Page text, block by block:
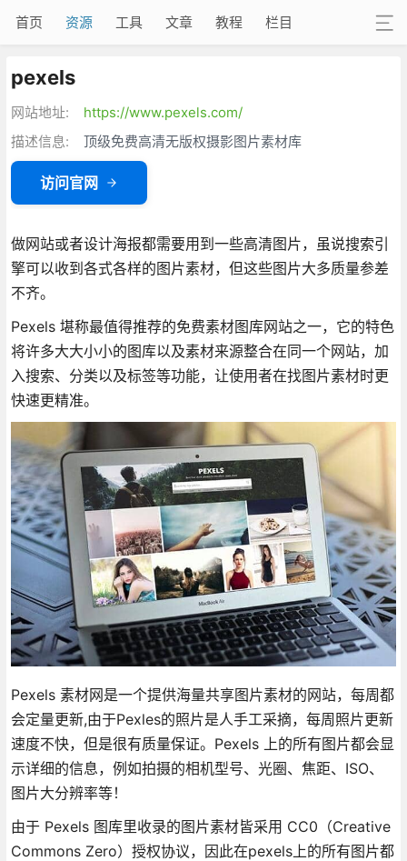
首页 资源 工具 文章 教程 栏目
pexels
网站地址:
https://www.pexels.com/
描述信息:
顶级免费高清无版权摄影图片素材库
访问官网
做网站或者设计海报都需要用到一些高清图片，虽说搜索引
擎可以收到各式各样的图片素材，但这些图片大多质量参差
不齐。
Pexels 堪称最值得推荐的免费素材图库网站之一，它的特色
将许多大大小小的图库以及素材来源整合在同一个网站，加
入搜索、分类以及标签等功能，让使用者在找图片素材时更
快速更精准。
Pexels 素材网是一个提供海量共享图片素材的网站，每周都
会定量更新,由于Pexles的照片是人手工采摘，每周照片更新
速度不快，但是很有质量保证。Pexels 上的所有图片都会显
示详细的信息，例如拍摄的相机型号、光圈、焦距、ISO、
图片大分辨率等！
由于 Pexels 图库里收录的图片素材皆采用 CC0（Creative
Commons Zero）授权协议，因此在pexels上的所有图片都